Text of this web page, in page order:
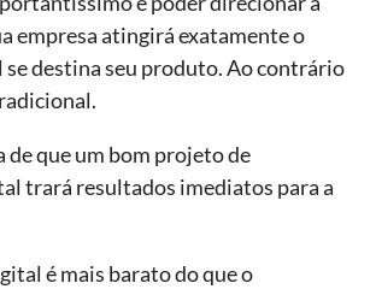
empresa atingirá exatamente o
se destina seu produto. Ao contrário
de que um bom projeto de
trará resultados imediatos para a
é mais barato do que o